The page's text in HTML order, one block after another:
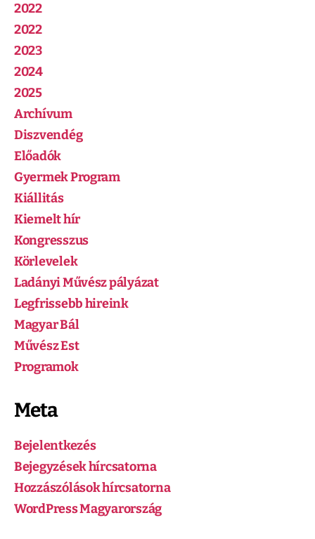
2022
2022
2023
2024
2025
Archívum
Diszvendég
Előadók
Gyermek Program
Kiállitás
Kiemelt hír
Kongresszus
Körlevelek
Ladányi Művész pályázat
Legfrissebb hireink
Magyar Bál
Művész Est
Programok
Meta
Bejelentkezés
Bejegyzések hírcsatorna
Hozzászólások hírcsatorna
WordPress Magyarország